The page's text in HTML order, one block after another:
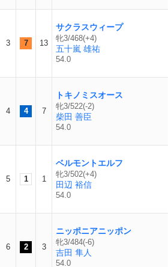
3 7 13
サクラスウィープ
牝3/468(+4)
五十嵐 雄祐
54.0
4 4 7
トキノミスオース
牝3/522(-2)
柴田 善臣
54.0
5 1 1
ベルモントエルフ
牝3/502(+4)
田辺 裕信
54.0
6 2 3
ニッポニアニッポン
牝3/484(-6)
吉田 隼人
54.0